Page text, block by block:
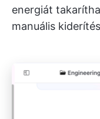
energiát
manuális